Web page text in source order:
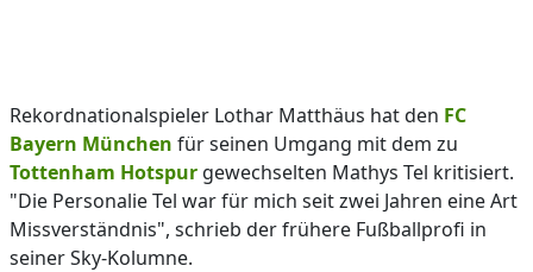
Rekordnationalspieler Lothar Matthäus hat den FC
Bayern München für seinen Umgang mit dem zu
Tottenham Hotspur gewechselten Mathys Tel kritisiert.
"Die Personalie Tel war für mich seit zwei Jahren eine Art
Missverständnis", schrieb der frühere Fußballprofi in
seiner Sky-Kolumne.